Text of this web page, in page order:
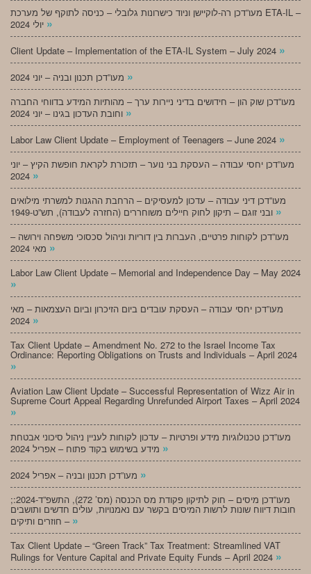
מעו”דכן רה-לוקיישן וניוד כישרונות גלובלי – כניסה לתוקף של מערכת ETA-IL –
»
Client Update – Implementation of the ETA-IL System – July 2024 »
»
מעו”דכן שוק הון – חידושים בדיני ניירות ערך – מהותיות המידע בדווחי החברה
»
Labor Law Client Update – Employment of Teenagers – June 2024 »
מעו”דכן יחסי עבודה – העסקת בני נוער – תזכורת לקראת חופשת הקיץ – יוני
»
מעו”דכן דיני עבודה – עדכון למעסיקים – הרחבת ההגנות למשרתי מילואים
»
מעו”דכן לקוחות פרטיים, העברות בין דוריות וניהול סכסוכי משפחה וירושה –
»
Labor Law Client Update – Memorial and Independence Day – May 2024
»
מעו”דכן יחסי עבודה – העסקת עובדים ביום הזיכרון וביום העצמאות – מאי
»
Tax Client Update – Amendment No. 272 to the Israel Income Tax
Ordinance: Reporting Obligations on Trusts and Individuals – April 2024
»
Aviation Law Client Update – Successful Representation of Wizz Air in
Supreme Court Appeal Regarding Unrefunded Airport Taxes – April 2024
»
מעו”דכן טכנולוגיות מידע ופרטיות – עדכון לקוחות לעניין ניהול סיכוני אבטחת
»
»
;מעו”דכן מיסים – חוק לתיקון פקודת מס הכנסה (מס’ 272), התשפ”ד-2024:
חובות דיווח שונות לרשות המיסים בקשר עם נאמנויות, עולים חדשים ותושבים
חוזרים ותיקים – »
Tax Client Update – “Green Track” Tax Treatment: Streamlined VAT
Rulings for Venture Capital and Private Equity Funds – April 2024 »